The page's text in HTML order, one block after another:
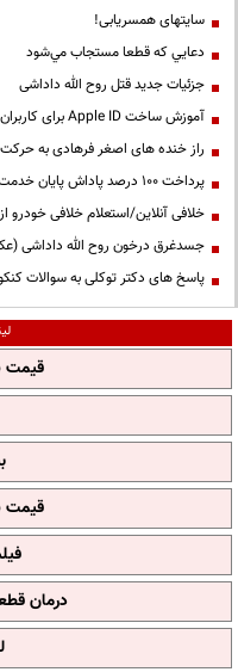
سایتهای همسریابی!
دعايي كه قطعا مستجاب مي‌شود
جزئیات جدید قتل روح الله داداشی
آموزش ساخت Apple ID برای کاربران ایرانی
راز خنده های اصغر فرهادی به
پرداخت ۱۰۰ درصد پاداش پایان خدمت فرهنگیان
خلافی آنلاین/استعلام خلافی خودرو
جسدغرق درخون روح الله داداشی
پاسخ های دکتر توکلی به سوالات
قیمت
قیمت
درمان